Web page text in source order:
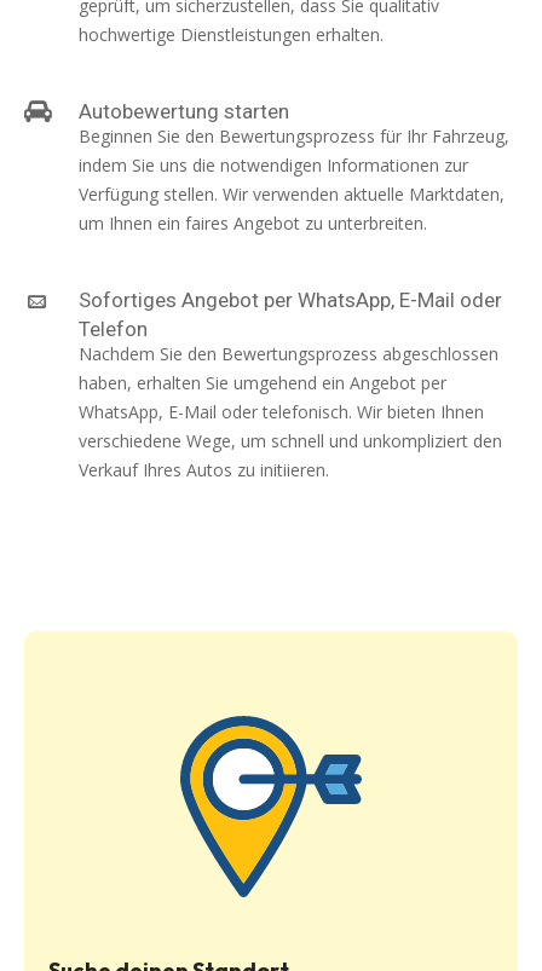
geprüft, um sicherzustellen, dass Sie qualitativ
hochwertige Dienstleistungen erhalten.
Autobewertung starten
Beginnen Sie den Bewertungsprozess für Ihr Fahrzeug,
indem Sie uns die notwendigen Informationen zur
Verfügung stellen. Wir verwenden aktuelle Marktdaten,
um Ihnen ein faires Angebot zu unterbreiten.
Sofortiges Angebot per WhatsApp, E-Mail oder
Telefon
Nachdem Sie den Bewertungsprozess abgeschlossen
haben, erhalten Sie umgehend ein Angebot per
WhatsApp, E-Mail oder telefonisch. Wir bieten Ihnen
verschiedene Wege, um schnell und unkompliziert den
Verkauf Ihres Autos zu initiieren.